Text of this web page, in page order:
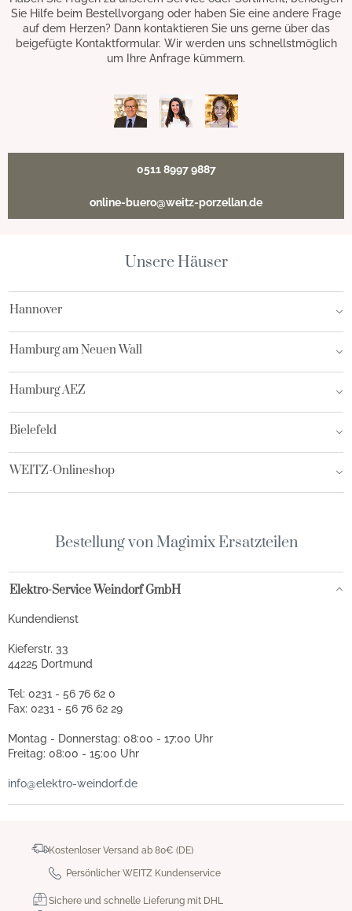
Sie Hilfe beim Bestellvorgang oder haben Sie eine andere Frage
auf dem Herzen? Dann kontaktieren Sie uns gerne über das
beigefügte Kontaktformular. Wir werden uns schnellstmöglich
um Ihre Anfrage kümmern.
0511 8997 9887
online-buero@weitz-porzellan.de
Unsere Häuser
Hannover
Hamburg am Neuen Wall
Hamburg AEZ
Bielefeld
WEITZ-Onlineshop
Bestellung von Magimix Ersatzteilen
Elektro-Service Weindorf GmbH
Kundendienst
Kieferstr. 33
44225 Dortmund
Tel: 0231 - 56 76 62 0
Fax: 0231 - 56 76 62 29
Montag - Donnerstag: 08:00 - 17:00 Uhr
Freitag: 08:00 - 15:00 Uhr
info@elektro-weindorf.de
Kostenloser Versand ab 80€ (DE)
Persönlicher WEITZ Kundenservice
Sichere und schnelle Lieferung mit DHL